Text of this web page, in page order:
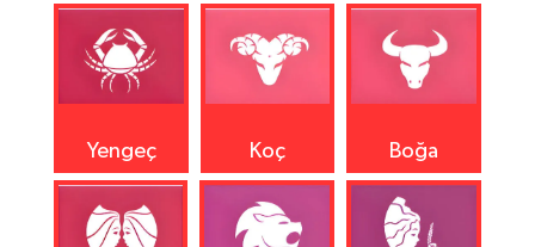
Yengeç Koç Boğa